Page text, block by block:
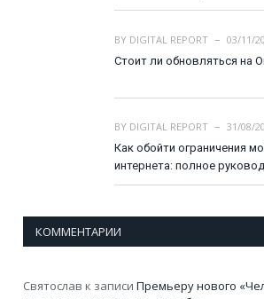
BY DIGITAL REPORT
03/11/
Стоит ли обновляться на
BY DIGITAL REPORT
31/08/
Как обойти ограничения
интернета: полное
КОММЕНТАРИИ
Святослав к записи Премьеру нового